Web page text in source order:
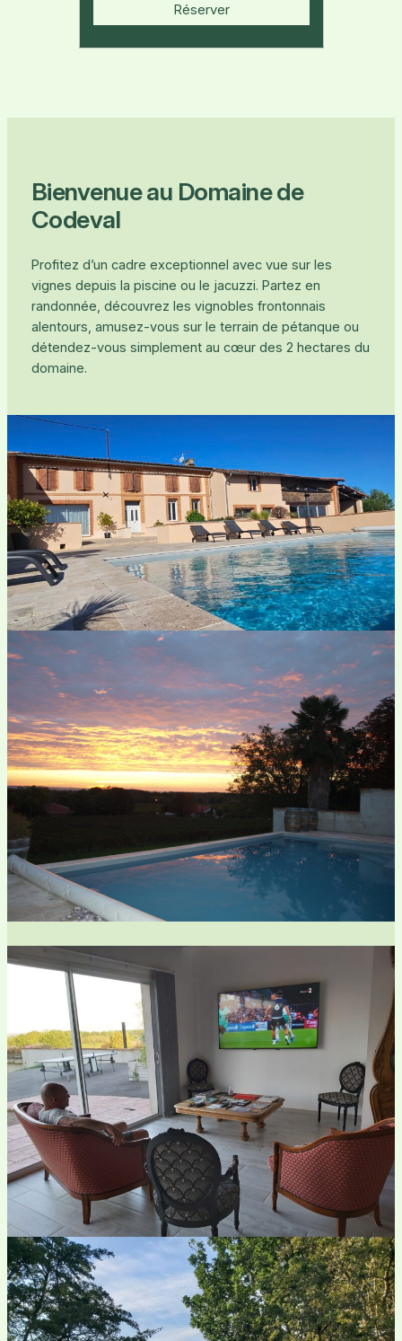
Réserver
Bienvenue au Domaine de
Codeval
Profitez d’un cadre exceptionnel avec vue sur les
vignes depuis la piscine ou le jacuzzi. Partez en
randonnée, découvrez les vignobles frontonnais
alentours, amusez-vous sur le terrain de pétanque ou
détendez-vous simplement au cœur des 2 hectares du
domaine.